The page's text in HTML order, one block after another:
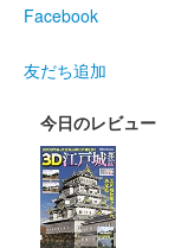
鶴ヶ城 御城
九曜
販売終了
Facebook
友だち追加
今日のレビュー